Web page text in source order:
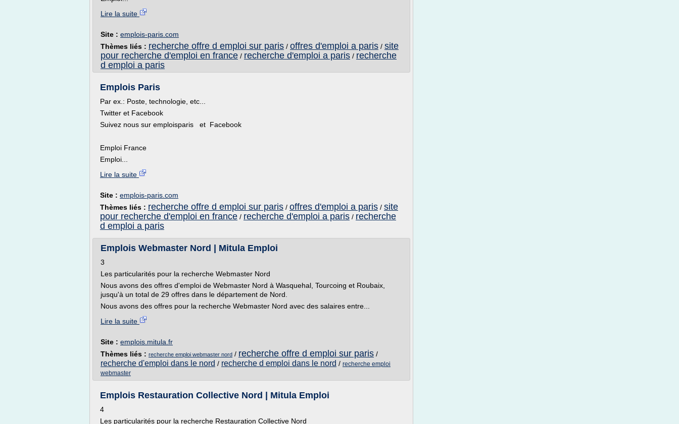
Lire la suite
Site : emplois-paris.com
Thèmes liés : recherche offre d emploi sur paris / offres d'emploi a paris / site
pour recherche d'emploi en france / recherche d'emploi a paris / recherche
d emploi a paris
Emplois Paris
Par ex.: Poste, technologie, etc...
Twitter et Facebook
Suivez nous sur emploisparis et Facebook
Emploi France
Emploi...
Lire la suite
Site : emplois-paris.com
Thèmes liés : recherche offre d emploi sur paris / offres d'emploi a paris / site
pour recherche d'emploi en france / recherche d'emploi a paris / recherche
d emploi a paris
Emplois Webmaster Nord | Mitula Emploi
3
Les particularités pour la recherche Webmaster Nord
Nous avons des offres d'emploi de Webmaster Nord à Wasquehal, Tourcoing et Roubaix,
jusqu'à un total de 29 offres dans le département de Nord.
Nous avons des offres pour la recherche Webmaster Nord avec des salaires entre...
Lire la suite
Site : emplois.mitula.fr
Thèmes liés : recherche emploi webmaster nord / recherche offre d emploi sur paris /
recherche d'emploi dans le nord / recherche d emploi dans le nord / recherche emploi
webmaster
Emplois Restauration Collective Nord | Mitula Emploi
4
Les particularités pour la recherche Restauration Collective Nord